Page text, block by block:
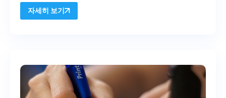
자세히 보기